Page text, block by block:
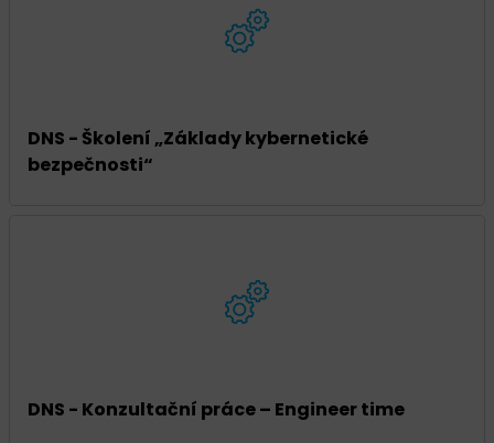
DNS - Školení „Základy kybernetické
bezpečnosti“
DNS - Konzultační práce – Engineer time